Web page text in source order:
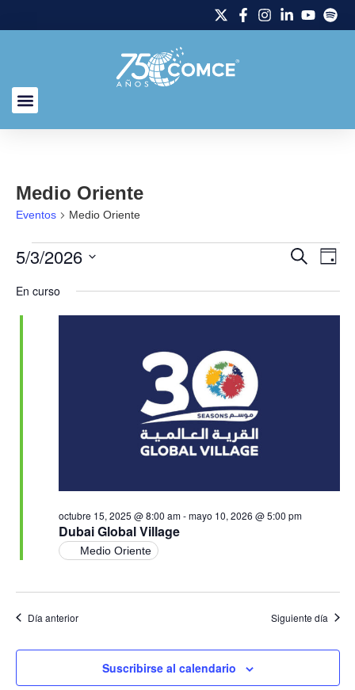
Medio Oriente
Eventos Medio Oriente
de
Buscar
Día
5/3/2026
la
fecha.
En curso
Dubai Global Village
octubre 15, 2025 @ 8:00 am-mayo 10, 2026 @ 5:00 pm
Medio Oriente
Día anterior Siguiente día
Suscribirse al calendario